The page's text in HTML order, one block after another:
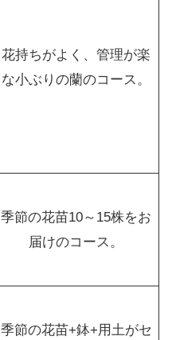
花持ちがよく、管理が楽
な小ぶりの蘭のコース。
季節の花苗10～15株をお
届けのコース。
季節の花苗+鉢+用土がセ